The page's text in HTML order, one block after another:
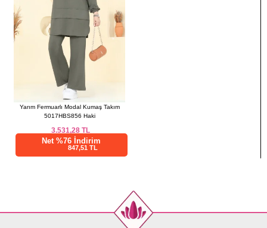
Yarım Fermuarlı Modal Kumaş Takım
5017HBS856 Haki
3.531,28TL
Net %76 İndirim
847,51 TL